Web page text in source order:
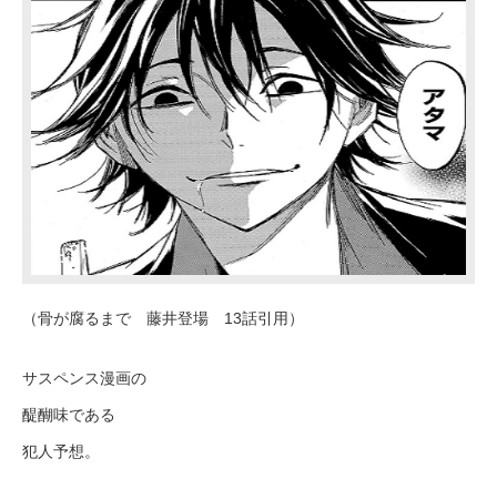
（骨が腐るまで 藤井登場 13話引用）
サスペンス漫画の
醍醐味である
犯人予想。